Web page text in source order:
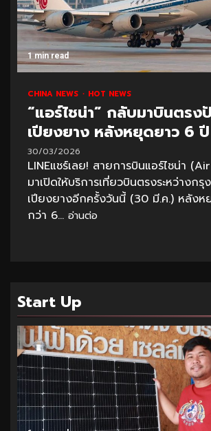
1 min read
CHINA NEWS HOT NEWS
“แอร์ไชน่า” กลับมาบินตร
เปียงยาง หลังหยุดยาว 6 ปี
30/03/2026
LINEแชร์เลย! สายการบินแอร์ไชน่า
มาเปิดให้บริการเที่ยวบินตรงระหว่างก
เปียงยางอีกครั้งวันนี้ (30 มี.ค.) หลังห
กว่า 6... อ่านต่อ
Start Up